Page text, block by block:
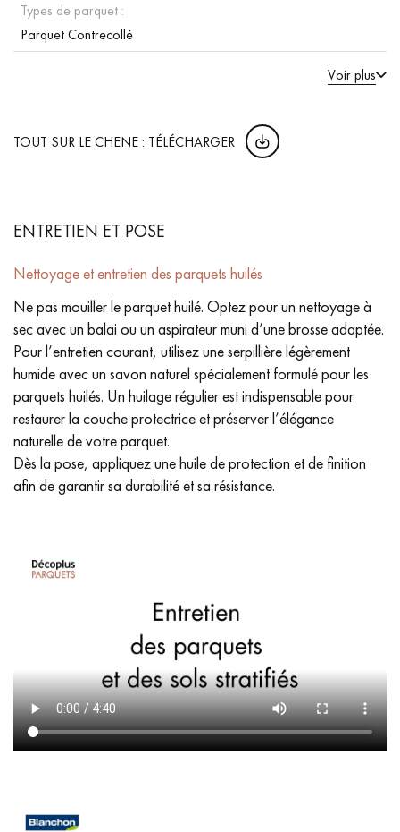
Types de parquet :
Parquet Contrecollé
Voir plus
TOUT SUR LE CHENE : TÉLÉCHARGER
ENTRETIEN ET POSE
Nettoyage et entretien des parquets huilés
Ne pas mouiller le parquet huilé. Optez pour un nettoyage à
sec avec un balai ou un aspirateur muni d’une brosse adaptée.
Pour l’entretien courant, utilisez une serpillière légèrement
humide avec un savon naturel spécialement formulé pour les
parquets huilés. Un huilage régulier est indispensable pour
restaurer la couche protectrice et préserver l’élégance
naturelle de votre parquet.
Dès la pose, appliquez une huile de protection et de finition
afin de garantir sa durabilité et sa résistance.